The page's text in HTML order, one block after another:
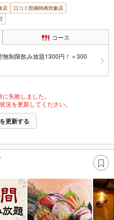
店
口コミ投稿特典対象店
コース
無制限飲み放題1300円！＋300
失敗しました。
況を更新してください。
更新する